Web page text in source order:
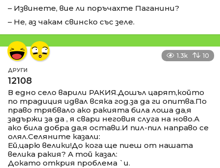
– Извинете, вие ли поръчахте Паганини?
– Не, аз чакам свинско със зеле.
1.3k 10
ДРУГИ
12108
В едно село варили РАКИЯ.Дошъл царят,който
по традиция идвал всяка год.за да ги опитва.По
право трябвало ако ракията била лоша да,я
задържи за да , я свари неговия слуга на ново.А
ако била добра да,я остави.И пил-пил направо се
олял.Селяните казали:
Ей,царю велики!До кога ще пиеш от нашата
велика ракия? А той казал:
Докато открия проблема `и.